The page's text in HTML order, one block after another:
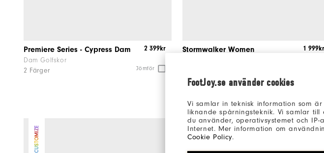
FootJoy.se använder cookies
Vi samlar in teknisk information som
liknande spårningsteknik. Vi samlar
du använder, operativsystemet och
Internet. Mer information om
Cookie Policy.
Premiere Series - Cypress Dam
Dam Golfskor
Jömför
2 Färger
2 399kr Stormwalker Women 1 999kr
CUSTOMIZE CUSTOMIZE